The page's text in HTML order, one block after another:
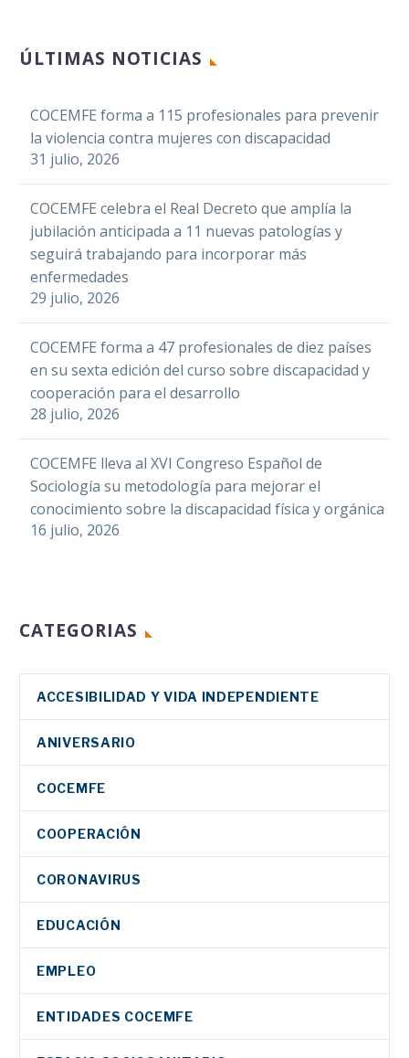
ÚLTIMAS NOTICIAS
COCEMFE forma a 115 profesionales para prevenir
la violencia contra mujeres con discapacidad
31 julio, 2026
COCEMFE celebra el Real Decreto que amplía la
jubilación anticipada a 11 nuevas patologías y
seguirá trabajando para incorporar más
enfermedades
29 julio, 2026
COCEMFE forma a 47 profesionales de diez países
en su sexta edición del curso sobre discapacidad y
cooperación para el desarrollo
28 julio, 2026
COCEMFE lleva al XVI Congreso Español de
Sociología su metodología para mejorar el
conocimiento sobre la discapacidad física y orgánica
16 julio, 2026
CATEGORIAS
ACCESIBILIDAD Y VIDA INDEPENDIENTE
ANIVERSARIO
COCEMFE
COOPERACIÓN
CORONAVIRUS
EDUCACIÓN
EMPLEO
ENTIDADES COCEMFE